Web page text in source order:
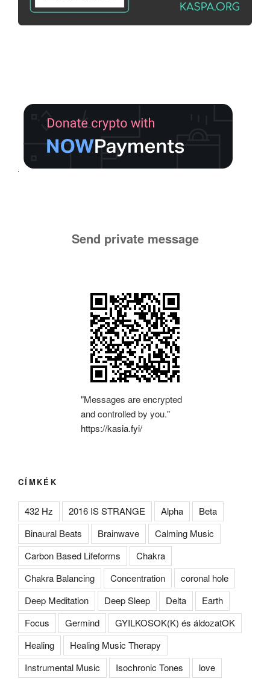
Send private message
"Messages are encrypted
and controlled by you."
https://kasia.fyi/
CÍMKÉK
432 Hz 2016 IS STRANGE Alpha
Beta
Binaural Beats
Brainwave
Calming Music
Carbon Based Lifeforms
Chakra
Chakra Balancing
Concentration
coronal hole
Deep Meditation
Deep Sleep Delta
Earth
Focus
Germind
GYILKOSOK(K) és áldozatOK
Healing
Healing Music Therapy
Instrumental Music
Isochronic Tones love